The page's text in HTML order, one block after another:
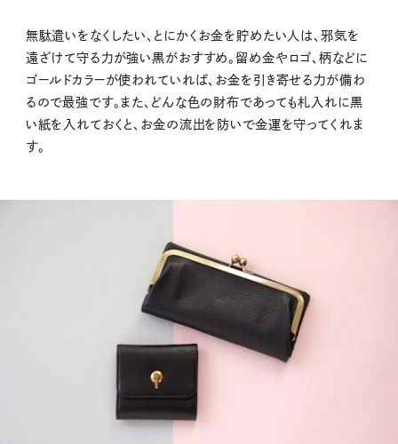
無駄遣いをなくしたい、とにかくお金を貯めたい人は、邪気を
遠ざけて守る力が強い黒がおすすめ。留め金やロゴ、柄などに
ゴールドカラーが使われていれば、お金を引き寄せる力が備わ
るので最強です。また、どんな色の財布であっても札入れに黒
い紙を入れておくと、お金の流出を防いで金運を守ってくれま
す。